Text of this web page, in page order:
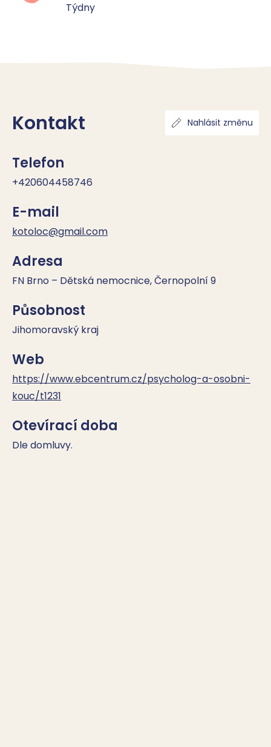
Týdny
Kontakt Nahlásit změnu
Telefon
+420604458746
E-mail
kotoloc@gmail.com
Adresa
FN Brno – Dětská nemocnice, Černopolní 9
Působnost
Jihomoravský kraj
Web
https://www.ebcentrum.cz/psycholog-a-osobni-
kouc/t1231
Otevírací doba
Dle domluvy.